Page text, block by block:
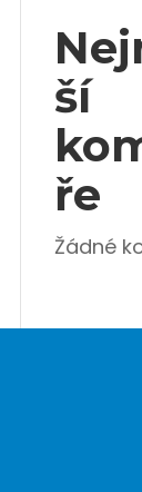
ší
ře
Žádné